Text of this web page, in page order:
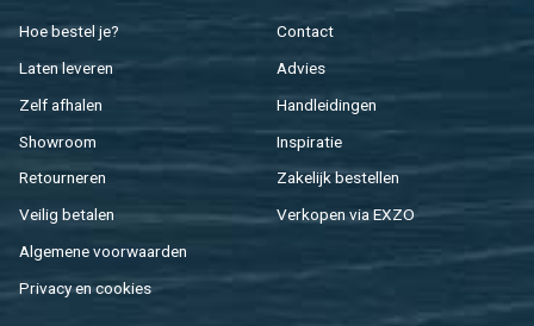
Hoe be­stel je?
Laten le­ve­ren
Zelf af­ha­len
Show­room
Re­tour­ne­ren
Vei­lig be­ta­len
Al­ge­me­ne voor­waar­den
Pri­va­cy en coo­kies
Con­tact
Ad­vies
Hand­lei­din­gen
In­spi­ra­tie
Za­ke­lijk be­stel­len
Ver­ko­pen via EXZO